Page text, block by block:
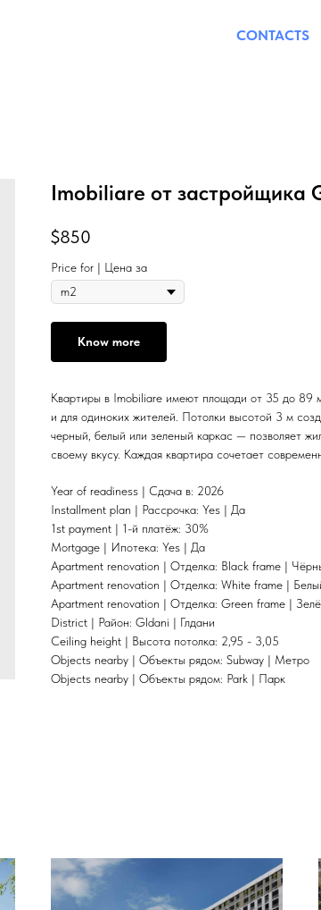
CONTACTS
Imobiliare от застройщика
$850
Price for | Цена за
Know more
Квартиры в Imobiliare имеют площади от 35 до 89
и для одиноких жителей. Потолки высотой 3 м
черный, белый или зеленый каркас — позволяет
своему вкусу. Каждая квартира сочетает
Year of readiness | Сдача в: 2026
Installment plan | Рассрочка: Yes | Да
1st payment | 1-й платёж: 30%
Mortgage | Ипотека: Yes | Да
Apartment renovation | Отделка: Black frame |
Apartment renovation | Отделка: White frame |
Apartment renovation | Отделка: Green frame |
District | Район: Gldani | Глдани
Ceiling height | Высота потолка: 2,95 - 3,05
Objects nearby | Объекты рядом: Subway | Метро
Objects nearby | Объекты рядом: Park | Парк